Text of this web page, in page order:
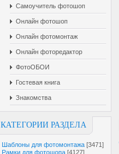
Самоучитель фотошоп
Онлайн фотошоп
Онлайн фотомонтаж
Онлайн фоторедактор
ФотоОБОИ
Гостевая книга
Знакомства
КАТЕГОРИИ РАЗДЕЛА
Шаблоны для фотомонтажа [3471]
Рамки для фотошопа [4127]